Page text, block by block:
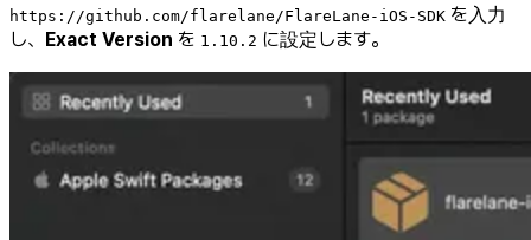
https://github.com/flarelane/FlareLane-iOS-SDK を入力
し、 Exact Version を 1.10.2 に設定します。